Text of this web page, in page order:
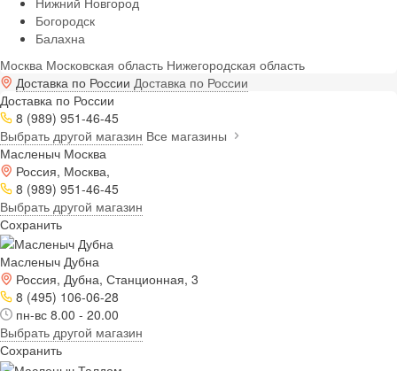
Богородск
Балахна
Москва Московская область Нижегородская область
Доставка по России Доставка по России
Доставка по России
8 (989) 951-46-45
Выбрать другой магазин Все магазины
Масленыч Москва
Россия, Москва,
8 (989) 951-46-45
Выбрать другой магазин
Сохранить
Масленыч Дубна
Россия, Дубна, Станционная, 3
8 (495) 106-06-28
пн-вс 8.00 - 20.00
Выбрать другой магазин
Сохранить